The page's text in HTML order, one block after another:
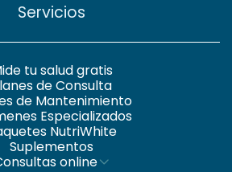
Servicios
tu salud gratis
de Consulta
de Mantenimiento
Especializados
NutriWhite
Suplementos
online